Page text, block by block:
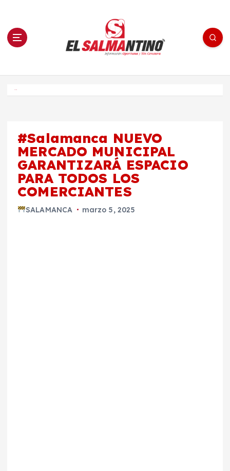
n El Salmantino - medios/noticias/editorial
#Salamanca NUEVO
MERCADO MUNICIPAL
GARANTIZARÁ ESPACIO
PARA TODOS LOS
COMERCIANTES
SALAMANCA marzo 5, 2025